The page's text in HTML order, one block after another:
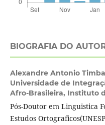
BIOGRAFIA DO
Alexandre Antonio
Universidade de
Afro-Brasileira, Instituto
Pós-Doutor em Linguistica
Estudos